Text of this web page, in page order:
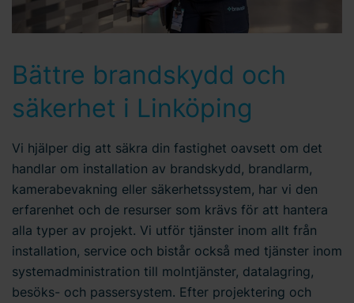
Bättre brandskydd och
säkerhet i Linköping
Vi hjälper dig att säkra din fastighet oavsett om det
handlar om installation av brandskydd, brandlarm,
kamerabevakning eller säkerhetssystem, har vi den
erfarenhet och de resurser som krävs för att hantera
alla typer av projekt. Vi utför tjänster inom allt från
installation, service och bistår också med tjänster inom
systemadministration till molntjänster, datalagring,
besöks- och passersystem. Efter projektering och